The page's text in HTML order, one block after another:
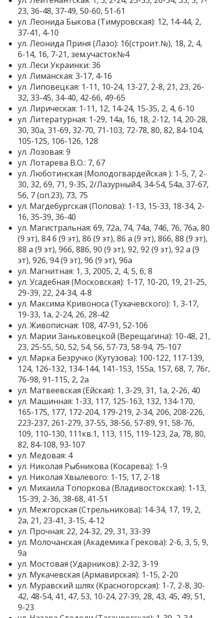
23, 36-48, 37-49, 50-60, 51-61
ул. Леонида Быкова (Тимуровская): 12, 14-44, 2,
37-41, 4-10
ул. Леонида Приня (Лазо): 16(строит.№), 18, 2, 4,
6-14, 16, 7-21, зем.участок№4
ул. Леси Украинки: 36
ул. Лиманская: 3-17, 4-16
ул. Липовецкая: 1-11, 10-24, 13-27, 2-8, 21, 23, 26-
32, 33-45, 34-40, 42-66, 49-65
ул. Лирическая: 1-11, 12, 14-24, 15-35, 2, 4, 6-10
ул. Литературная: 1-29, 14а, 16, 18, 2-12, 14, 20-28,
30, 30а, 31-69, 32-70, 71-103, 72-78, 80, 82, 84-104,
105-125, 106-126, 128
ул. Лозовая: 9
ул. Лотарева В.О.: 7, 67
ул. Люботинская (Молодогвардейская ): 1-5, 7, 2-
30, 32, 69, 71, 9-35, 2/Лазурный4, 34-54, 54а, 37-67,
56, 7 (оп.23), 73, 75
ул. Магдебургская (Попова): 1-13, 15-33, 18-34, 2-
16, 35-39, 36-40
ул. Магистральная: 69, 72а, 74, 74а, 74б, 76, 76а, 80
(9 эт), 84 б (9 эт), 86 (9 эт), 86 а (9 эт), 86б, 88 (9 эт),
88 а (9 эт), 96б, 88б, 90 (9 эт), 92, 92 (9 эт), 92 а (9
эт), 92б, 94 (9 эт), 96 (9 эт), 96а
ул. Магнитная: 1, 3, 2005, 2, 4, 5, 6, 8
ул. Усадебная (Московская): 1-17, 10-20, 19, 21-25,
29-39, 22, 24-34, 4-8
ул. Максима Кривоноса (Тухачевского): 1, 3-17,
19-33, 1а, 2-24, 26, 28-42
ул. Живописная: 108, 47-91, 52-106
ул. Марии Заньковецкой (Верещагина): 10-48, 21,
23, 25-55, 50, 52, 54, 56, 57-73, 58-94, 75-107
ул. Марка Безручко (Кутузова): 100-122, 117-139,
124, 126-132, 134-144, 141-153, 155а, 157, 68, 7, 76г,
76-98, 91-115, 2, 2а
ул. Матвеевская (Ейская): 1, 3-29, 31, 1а, 2-26, 40
ул. Машинная: 1-33, 117, 125-163, 132, 134-170,
165-175, 177, 172-204, 179-219, 2-34, 206, 208-226,
223-237, 261-279, 37-55, 38-56, 57-89, 91, 58-76,
109, 110-130, 111кв.1, 113, 115, 119-123, 2а, 78, 80,
82, 84-108, 93-107
ул. Медовая: 4
ул. Николая Рыбникова (Косарева): 1-9
ул. Николая Хвылевого: 1-15, 17, 2-18
ул. Михаила Топоркова (Владивостокская): 1-13,
15-39, 2-36, 38-68, 41-51
ул. Межгорская (Стрельникова): 14-34, 17, 19, 2,
2а, 21, 23-41, 3-15, 4-12
ул. Прочная: 22, 24-32, 29, 31, 33-39
ул. Молочанская (Академика Грекова): 2-6, 3, 5, 9,
9а
ул. Мостовая (Ударников): 2-32, 3-19
ул. Мукачевская (Армавирская): 1-15, 2-20
ул. Муравский шлях (Красногорская): 1-7, 2-8, 30-
42, 48-54, 41, 47, 53, 10-24, 27-39, 28, 43, 45, 49, 51,
9-23